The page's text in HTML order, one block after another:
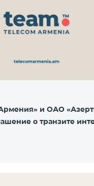
и ОАО
о транзите